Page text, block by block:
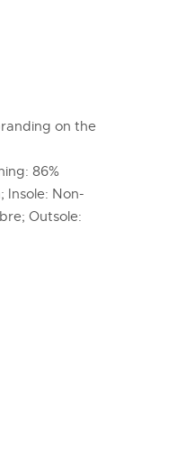
on the
86%
Insole: Non-
Outsole: